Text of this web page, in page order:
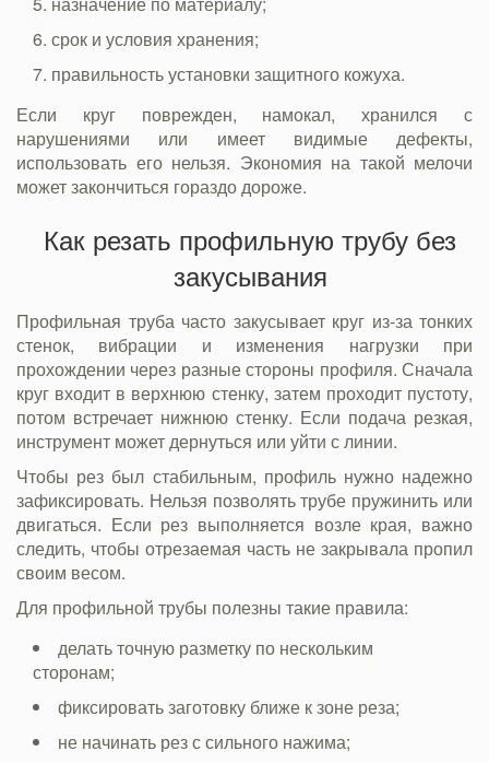
срок и условия хранения;
правильность установки защитного кожуха.
Если круг поврежден, намокал, хранился с
нарушениями или имеет видимые дефекты,
использовать его нельзя. Экономия на такой мелочи
может закончиться гораздо дороже.
Как резать профильную трубу без
закусывания
Профильная труба часто закусывает круг из-за тонких
стенок, вибрации и изменения нагрузки при
прохождении через разные стороны профиля. Сначала
круг входит в верхнюю стенку, затем проходит пустоту,
потом встречает нижнюю стенку. Если подача резкая,
инструмент может дернуться или уйти с линии.
Чтобы рез был стабильным, профиль нужно надежно
зафиксировать. Нельзя позволять трубе пружинить или
двигаться. Если рез выполняется возле края, важно
следить, чтобы отрезаемая часть не закрывала пропил
своим весом.
Для профильной трубы полезны такие правила:
делать точную разметку по нескольким
сторонам;
фиксировать заготовку ближе к зоне реза;
не начинать рез с сильного нажима;